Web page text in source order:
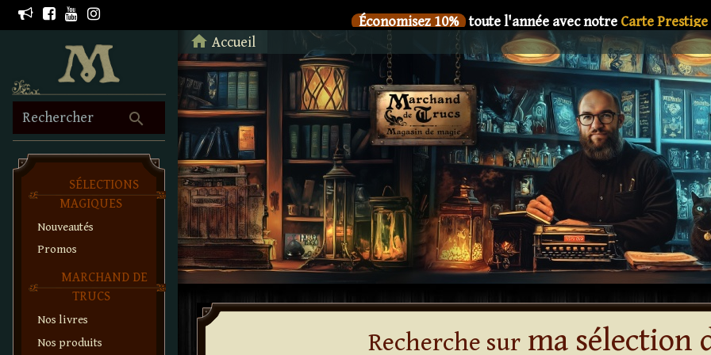
Économisez 10% toute l'année avec notre Carte Prestige
Le nouveau livre deDani DaOrtiz en précommande
Économisez 10%
toute l'année avec notreCarte Prestige
SIX Le nouveau livre deDani DaOrtiz en précommande
Économisez 10% toute l'année avec notreCarte Prestige
SIX Le nouveau livre deDani DaOrtiz en précommande
Économisez 10%
toute l'année avec notre Carte Prestige
SIX Le nouveau livre deDani DaOrtiz en précommande
Économisez 10% toute l'année avec notreCarte Prestige
SIX Le nouveau livre deDani DaOrtiz en précommande
search
Rechercher
SÉLECTIONS
MAGIQUES
Nouveautés
Promos
MARCHAND DE
TRUCS
Nos livres
Nos produits
home Accueil
Retour à l'accueil
Recherche surma sélection